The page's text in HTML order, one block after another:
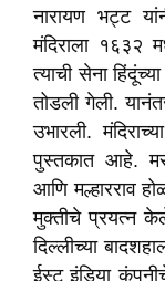
नारायण भट्ट
मंदिराला १६३२
त्याची सेना
तोडली गेली.
उभारली.
पुस्तकात आहे.
आणि मल्हारराव
मुक्तीचे प्रयत्न
दिल्लीच्या
ईस्ट इंडिया